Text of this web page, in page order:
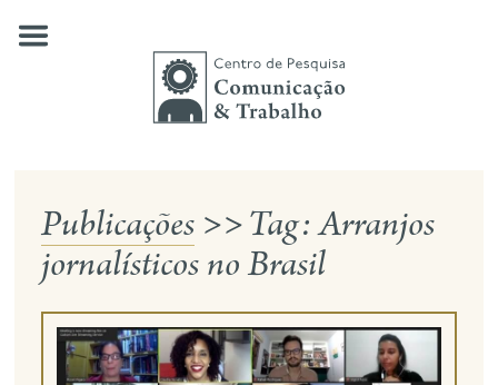
quem somos
nossas pesquisas
notícias
Publicações >>Tag:Arranjos
jornalísticos no Brasil